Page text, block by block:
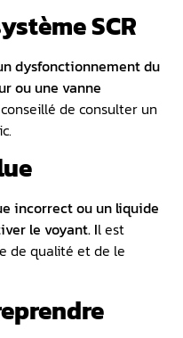
SCR
dysfonctionnement du
ou une vanne
de consulter un
incorrect ou un liquide
le voyant. Il est
de qualité et de le